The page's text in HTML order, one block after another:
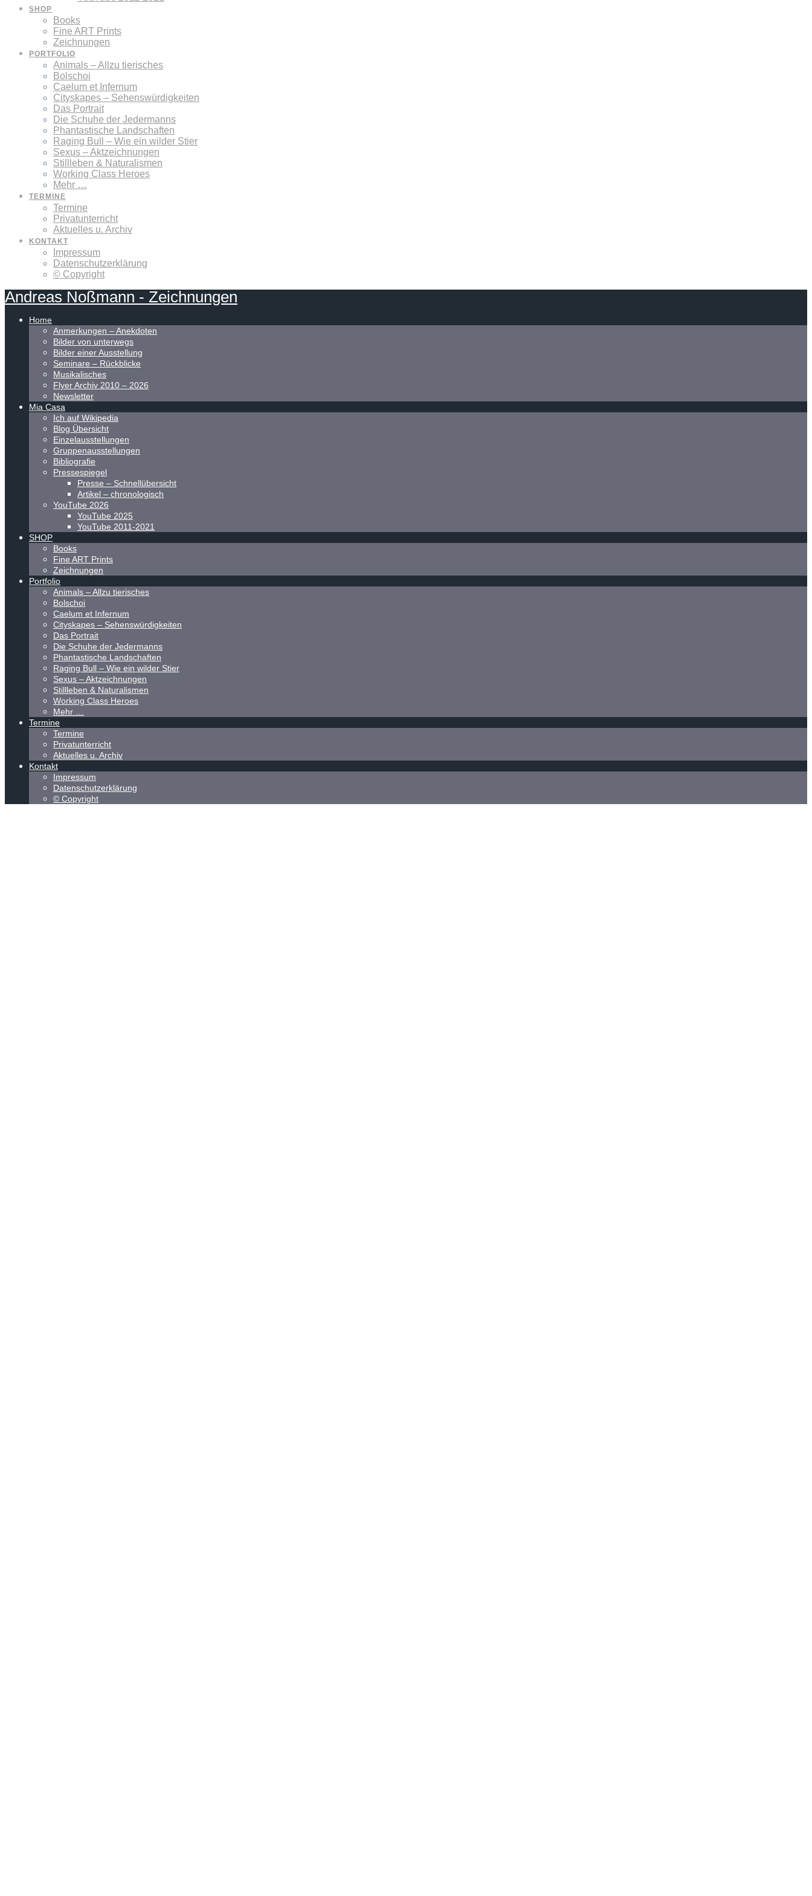
SHOP
Books
Fine ART Prints
Zeichnungen
PORTFOLIO
Animals – Allzu tierisches
Bolschoi
Caelum et Infernum
Cityskapes – Sehenswürdigkeiten
Das Portrait
Die Schuhe der Jedermanns
Phantastische Landschaften
Raging Bull – Wie ein wilder Stier
Sexus – Aktzeichnungen
Stillleben & Naturalismen
Working Class Heroes
Mehr …
TERMINE
Termine
Privatunterricht
Aktuelles u. Archiv
KONTAKT
Impressum
Datenschutzerklärung
© Copyright
Andreas Noßmann - Zeichnungen
Home
Anmerkungen – Anekdoten
Bilder von unterwegs
Bilder einer Ausstellung
Seminare – Rückblicke
Musikalisches
Flyer Archiv 2010 – 2026
Newsletter
Mia Casa
Ich auf Wikipedia
Blog Übersicht
Einzelausstellungen
Gruppenausstellungen
Bibliografie
Pressespiegel
Presse – Schnellübersicht
Artikel – chronologisch
YouTube 2026
YouTube 2025
YouTube 2011-2021
SHOP
Books
Fine ART Prints
Zeichnungen
Portfolio
Animals – Allzu tierisches
Bolschoi
Caelum et Infernum
Cityskapes – Sehenswürdigkeiten
Das Portrait
Die Schuhe der Jedermanns
Phantastische Landschaften
Raging Bull – Wie ein wilder Stier
Sexus – Aktzeichnungen
Stillleben & Naturalismen
Working Class Heroes
Mehr …
Termine
Termine
Privatunterricht
Aktuelles u. Archiv
Kontakt
Impressum
Datenschutzerklärung
© Copyright